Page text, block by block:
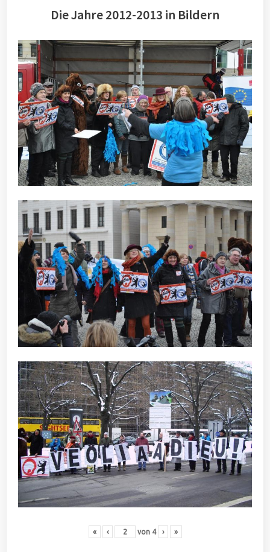
Die Jahre 2012-2013 in Bildern
« ‹ von 4 › »